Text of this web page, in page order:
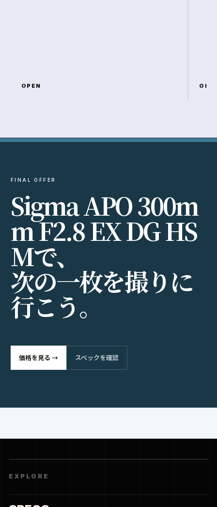
OPEN
FINAL OFFER
SigmaAPO300m
mF2.8EXDGHS
Mで、
次の一枚を撮りに
行こう。
価格を見る → スペックを確認
EXPLORE